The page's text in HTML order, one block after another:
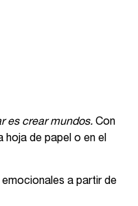
es crear mundos. Con
hoja de papel o en el
a partir de